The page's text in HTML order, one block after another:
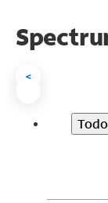
<
Todo